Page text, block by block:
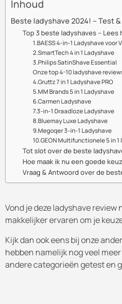
Inhoud
Beste ladyshave 2024! – Test
Top 3 beste ladyshaves – Lees
1.BAESS 4-in-1 Ladyshave voor
2.SmartTech 4 in 1 Ladyshave
3.Philips SatinShave Essential
Onze top 4-10 ladyshave
4.Gruttz 7 in 1 Ladyshave PRO
5.MM Brands 5 in 1 Ladyshave
6.Carmen Ladyshave
7.3-in-1 Draadloze Ladyshave
8.Bluemay Luxe Ladyshave
9.Megoqer 3-in-1 Ladyshave
10.GEON Multifunctionele 5 in 1
Tot slot over de beste
Hoe maak ik nu een goede
Vraag & Antwoord over de
Vond je deze ladyshave review
makkelijker ervaren om je
Kijk dan ook eens bij onze
hebben namelijk nog veel
andere categorieën getest en